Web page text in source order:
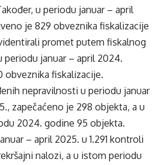
u periodu januar – april
je 829 obveznika fiskalizacije
promet putem fiskalnog
periodu januar – april 2024.
obveznika fiskalizacije.
nepravilnosti u periodu januar
zapečaćeno je 298 objekta, a u
2024. godine 95 objekta.
– april 2025. u 1.291 kontroli
nalozi, a u istom periodu